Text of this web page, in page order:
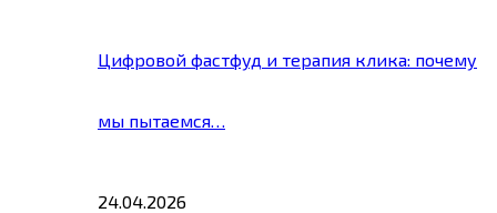
Цифровой фастфуд и терапия клика: почему
мы пытаемся…
24.04.2026